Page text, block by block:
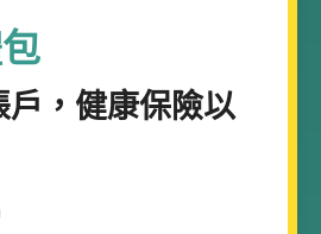
戶，健康保險以